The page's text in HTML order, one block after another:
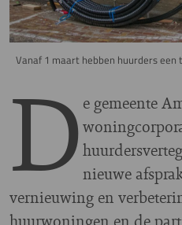
Vanaf 1 maart hebben huurders
D e gemeente
nieuwe
vernieuwing en
huurwoningen en de